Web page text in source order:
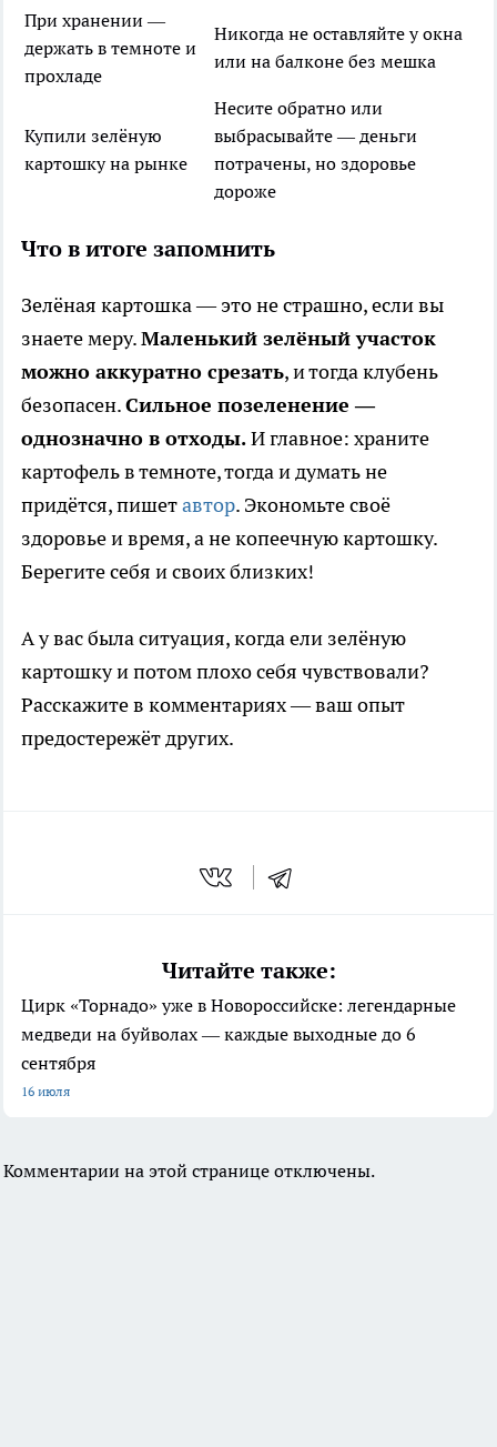
При хранении —
держать в темноте и
прохладе
Никогда не оставляйте у окна
или на балконе без мешка
Купили зелёную
картошку на рынке
Несите обратно или
выбрасывайте — деньги
потрачены, но здоровье
дороже
Что в итоге запомнить
Зелёная картошка — это не страшно, если вы
знаете меру.Маленький зелёный участок
можно аккуратно срезать, и тогда клубень
безопасен.Сильное позеленение —
однозначно в отходы.И главное: храните
картофель в темноте, тогда и думать не
придётся, пишетавтор. Экономьте своё
здоровье и время, а не копеечную картошку.
Берегите себя и своих близких!
А у вас была ситуация, когда ели зелёную
картошку и потом плохо себя чувствовали?
Расскажите в комментариях — ваш опыт
предостережёт других.
Читайте также:
Цирк «Торнадо» уже в Новороссийске: легендарные
медведи на буйволах — каждые выходные до 6
сентября
16 июля
Комментарии на этой странице отключены.